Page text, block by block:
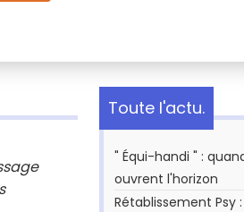
Toute l'actu.
" Équi-handi " :
ouvrent l'horizon
Rétablissement Psy